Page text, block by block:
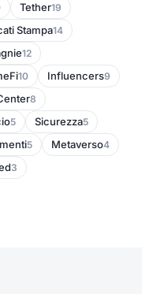
Tether19
Stampa14
12
10 Influencers9
8
5 Sicurezza5
5 Metaverso4
3